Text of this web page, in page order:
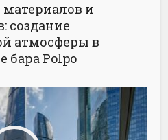
и
создание
атмосферы в
бара Polpo